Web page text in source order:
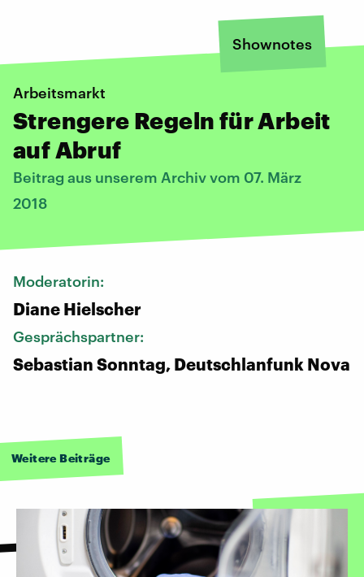
Shownotes
Arbeitsmarkt
Strengere Regeln für Arbeit
auf Abruf
Beitrag aus unserem Archiv vom 07. März
2018
Moderatorin:
Diane Hielscher
Gesprächspartner:
Sebastian Sonntag, Deutschlanfunk Nova
Weitere Beiträge